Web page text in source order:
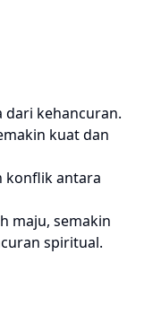
dari kehancuran.
kuat dan
konflik antara
maju, semakin
spiritual.